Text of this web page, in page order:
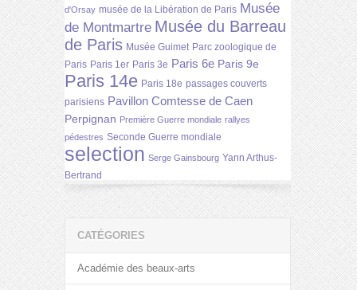
d'Orsay musée de la Libération de Paris Musée
de Montmartre Musée du Barreau
de Paris Musée Guimet Parc zoologique de
Paris Paris 1er Paris 3e Paris 6e Paris 9e
Paris 14e Paris 18e passages couverts
parisiens Pavillon Comtesse de Caen
Perpignan Première Guerre mondiale rallyes
pédestres Seconde Guerre mondiale
selection Serge Gainsbourg Yann Arthus-
Bertrand
CATÉGORIES
Académie des beaux-arts